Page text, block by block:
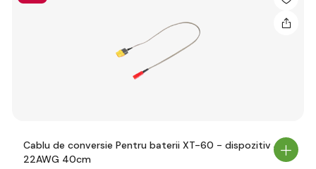
Cablu de conversie Pentru baterii XT-60 - dispozitiv JST
22AWG 40cm